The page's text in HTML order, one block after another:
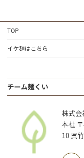
TOP
イケ麺はこちら
チーム麺くい
株式会
本社
10 呉